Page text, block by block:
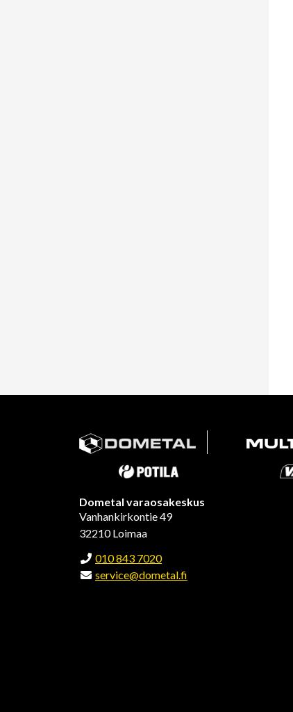
Dometal varaosakeskus
Vanhankirkontie 49
32210 Loimaa
010 843 7020
service@dometal.fi